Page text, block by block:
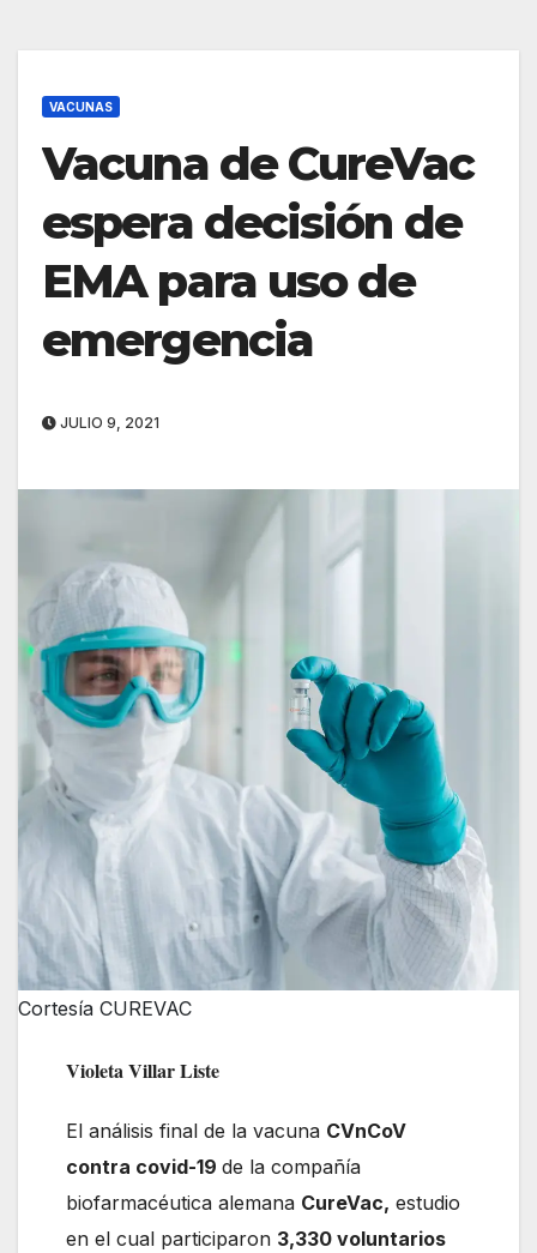
VACUNAS
Vacuna de CureVac
espera decisión de
EMA para uso de
emergencia
JULIO 9, 2021
Cortesía CUREVAC
Violeta Villar Liste
El análisis final de la vacuna CVnCoV
contra covid-19 de la compañía
biofarmacéutica alemana CureVac, estudio
en el cual participaron 3,330 voluntarios